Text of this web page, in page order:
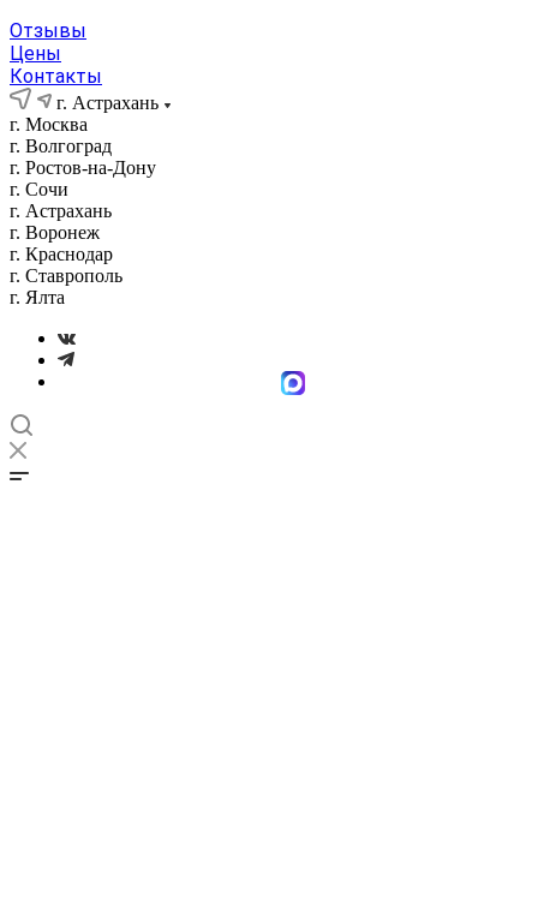
Отзывы
Цены
Контакты
г. Астрахань
г. Москва
г. Волгоград
г. Ростов-на-Дону
г. Сочи
г. Астрахань
г. Воронеж
г. Краснодар
г. Ставрополь
г. Ялта